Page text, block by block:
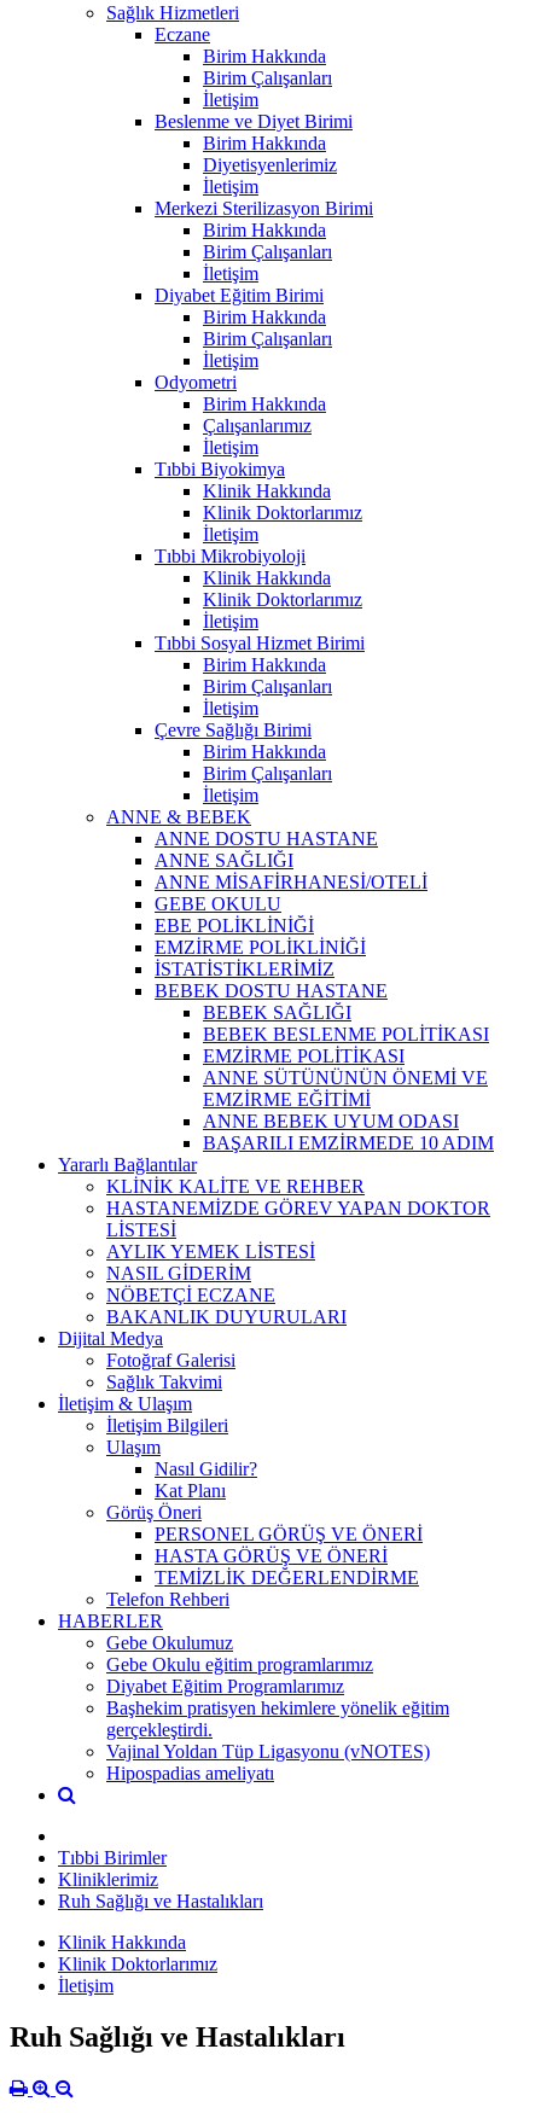
Sağlık Hizmetleri
Eczane
Birim Hakkında
Birim Çalışanları
İletişim
Beslenme ve Diyet Birimi
Birim Hakkında
Diyetisyenlerimiz
İletişim
Merkezi Sterilizasyon Birimi
Birim Hakkında
Birim Çalışanları
İletişim
Diyabet Eğitim Birimi
Birim Hakkında
Birim Çalışanları
İletişim
Odyometri
Birim Hakkında
Çalışanlarımız
İletişim
Tıbbi Biyokimya
Klinik Hakkında
Klinik Doktorlarımız
İletişim
Tıbbi Mikrobiyoloji
Klinik Hakkında
Klinik Doktorlarımız
İletişim
Tıbbi Sosyal Hizmet Birimi
Birim Hakkında
Birim Çalışanları
İletişim
Çevre Sağlığı Birimi
Birim Hakkında
Birim Çalışanları
İletişim
ANNE & BEBEK
ANNE DOSTU HASTANE
ANNE SAĞLIĞI
ANNE MİSAFİRHANESİ/OTELİ
GEBE OKULU
EBE POLİKLİNİĞİ
EMZİRME POLİKLİNİĞİ
İSTATİSTİKLERİMİZ
BEBEK DOSTU HASTANE
BEBEK SAĞLIĞI
BEBEK BESLENME POLİTİKASI
EMZİRME POLİTİKASI
ANNE SÜTÜNÜNÜN ÖNEMİ VE
EMZİRME EĞİTİMİ
ANNE BEBEK UYUM ODASI
BAŞARILI EMZİRMEDE 10 ADIM
Yararlı Bağlantılar
KLİNİK KALİTE VE REHBER
HASTANEMİZDE GÖREV YAPAN DOKTOR
LİSTESİ
AYLIK YEMEK LİSTESİ
NASIL GİDERİM
NÖBETÇİ ECZANE
BAKANLIK DUYURULARI
Dijital Medya
Fotoğraf Galerisi
Sağlık Takvimi
İletişim & Ulaşım
İletişim Bilgileri
Ulaşım
Nasıl Gidilir?
Kat Planı
Görüş Öneri
PERSONEL GÖRÜŞ VE ÖNERİ
HASTA GÖRÜŞ VE ÖNERİ
TEMİZLİK DEĞERLENDİRME
Telefon Rehberi
HABERLER
Gebe Okulumuz
Gebe Okulu eğitim programlarımız
Diyabet Eğitim Programlarımız
Başhekim pratisyen hekimlere yönelik eğitim
gerçekleştirdi.
Vajinal Yoldan Tüp Ligasyonu (vNOTES)
Hipospadias ameliyatı
Tıbbi Birimler
Kliniklerimiz
Ruh Sağlığı ve Hastalıkları
Klinik Hakkında
Klinik Doktorlarımız
İletişim
Ruh Sağlığı ve Hastalıkları